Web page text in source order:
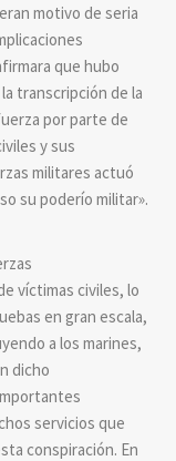
motivo de seria
que hubo
transcripción de la
por parte de
y sus
militares actuó
su poderío militar».
víctimas civiles, lo
en gran escala,
a los marines,
dicho
servicios que
conspiración. En